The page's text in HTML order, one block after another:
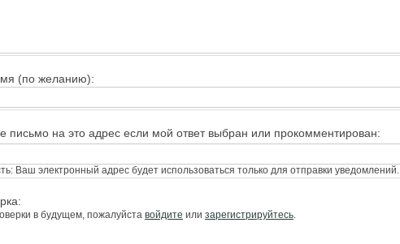
(по желанию):
письмо на это адрес если мой ответ выбран или прокомментирован:
Ваш электронный адрес будет использоваться только для отправки уведомлений.
в будущем, пожалуйста войдите или зарегистрируйтесь.